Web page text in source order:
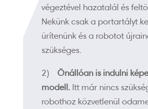
végeztével hazatalál és
Nekünk csak a portartályt
ürítenünk és a robotot
szükséges.
2) Önállóan is indulni
modell. Itt már nincs
robothoz közvetlenül